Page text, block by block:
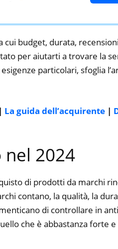
budget, durata,
per aiutarti a trovare la
particolari, sfoglia
| La guida dell’acquirente |
2024
di prodotti da marchi
contano, la qualità, la
di controllare in
che è abbastanza forte